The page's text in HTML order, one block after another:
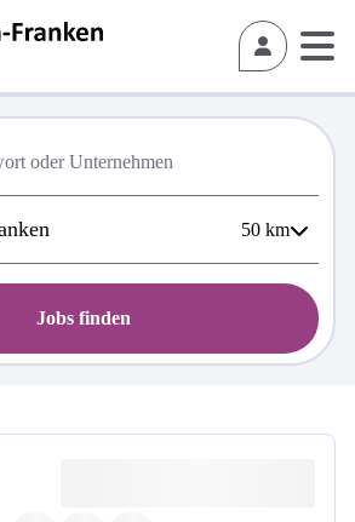
50 km
Jobs finden